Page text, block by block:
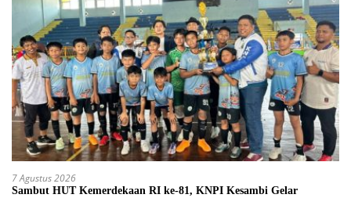
7 Agustus 2026
Sambut HUT Kemerdekaan RI ke-81, KNPI Kesambi Gelar